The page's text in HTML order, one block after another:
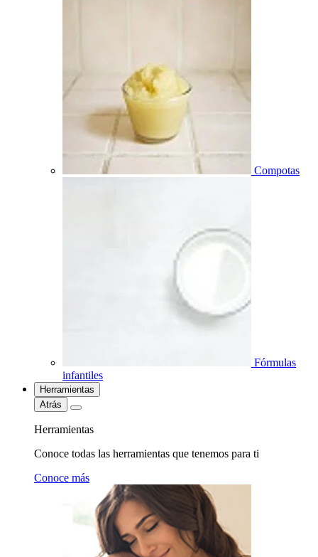
Compotas
Fórmulas
infantiles
Herramientas
Atrás
Herramientas
Conoce todas las herramientas que tenemos para ti
Conoce más